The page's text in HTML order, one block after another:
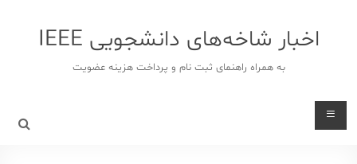
اخبار شاخه‌های دانشجویی IEEE
به همراه راهنمای ثبت نام و پرداخت هزینه عضویت